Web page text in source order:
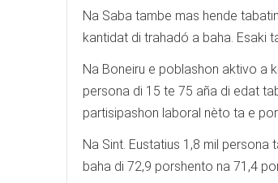
Na Saba tambe mas hende
kantidat di trahadó a baha. Esaki
Na Boneiru e poblashon aktivo a
persona di 15 te 75 aña di edat
partisipashon laboral nèto ta e
Na Sint. Eustatius 1,8 mil
baha di 72,9 porshento na 71,4